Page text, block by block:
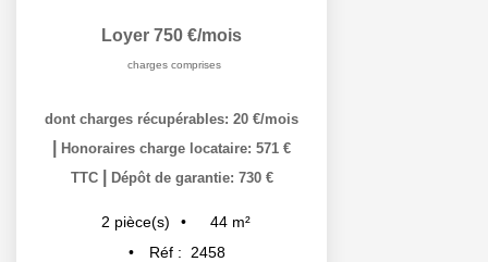
Loyer 750 €/mois
charges comprises
dont charges récupérables: 20 €/mois
Honoraires charge locataire: 571 €
TTC
Dépôt de garantie: 730 €
2 pièce(s) 44 m²
Réf :
2458